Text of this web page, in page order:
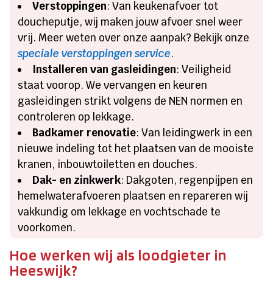
Verstoppingen: Van keukenafvoer tot
doucheputje, wij maken jouw afvoer snel weer
vrij. Meer weten over onze aanpak? Bekijk onze
speciale verstoppingen service.
Installeren van gasleidingen: Veiligheid
staat voorop. We vervangen en keuren
gasleidingen strikt volgens de NEN normen en
controleren op lekkage.
Badkamer renovatie: Van leidingwerk in een
nieuwe indeling tot het plaatsen van de mooiste
kranen, inbouwtoiletten en douches.
Dak- en zinkwerk: Dakgoten, regenpijpen en
hemelwaterafvoeren plaatsen en repareren wij
vakkundig om lekkage en vochtschade te
voorkomen.
Hoe werken wij als loodgieter in
Heeswijk?